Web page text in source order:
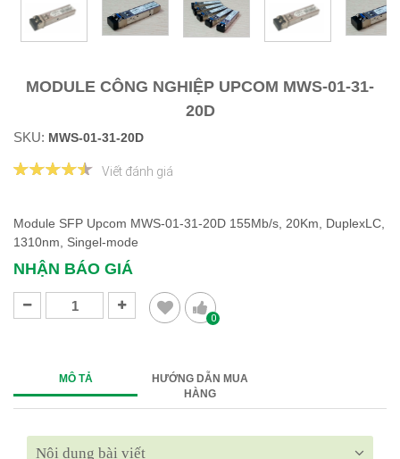
MODULE CÔNG NGHIỆP UPCOM MWS-01-31-
20D
SKU: MWS-01-31-20D
Viết đánh giá
Module SFP Upcom MWS-01-31-20D 155Mb/s, 20Km, DuplexLC,
1310nm, Singel-mode
NHẬN BÁO GIÁ
0
MÔ TẢ
HƯỚNG DẪN MUA
HÀNG
Nội dung bài viết